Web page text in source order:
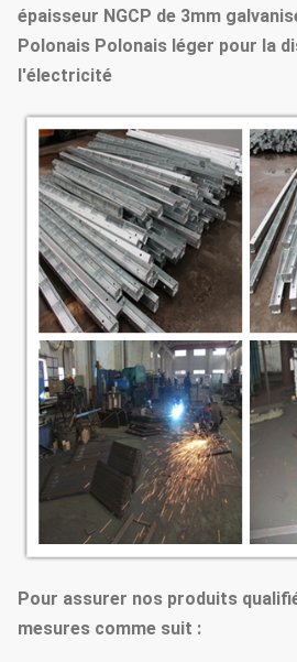
épaisseur NGCP de 3mm
Polonais Polonais léger pour la
l'électricité
Pour assurer nos produits
mesures comme suit :